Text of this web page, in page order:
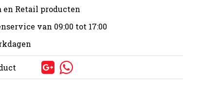
en Retail producten
van 09:00 tot 17:00